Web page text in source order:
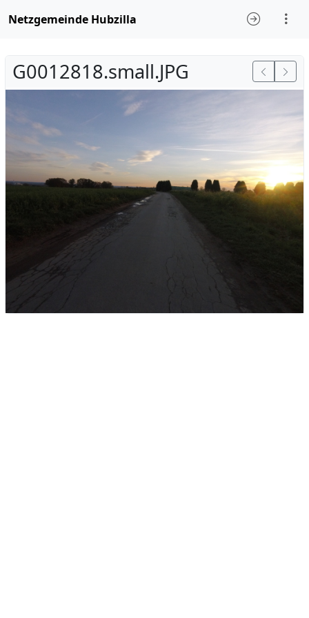
Netzgemeinde Hubzilla
G0012818.small.JPG